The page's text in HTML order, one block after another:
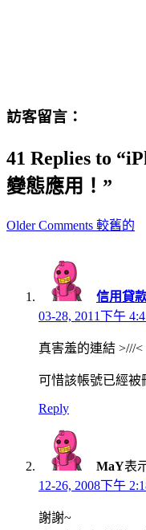
訪客留言：
41 Replies to
變態應用！”
Comment
Older Comments 較舊的
信用貸
03-28, 2011下午
真害羞的連結 >///<
可惜該帳號已經被
Reply
MaY表
12-26, 2008下午
謝謝~